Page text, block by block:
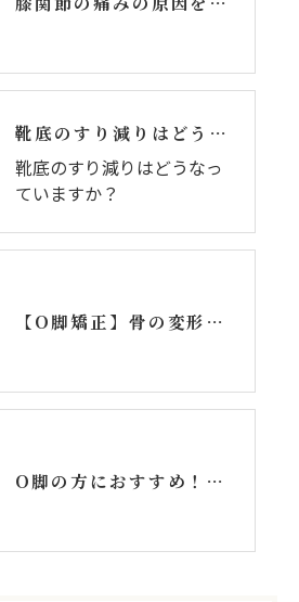
靴底のすり減りはどうなっていますか？
靴底のすり減りはどうなっ
ていますか？
【O脚矯正】骨の変形によるO脚は改善する？
O脚の方におすすめ！筋トレでの改善方法